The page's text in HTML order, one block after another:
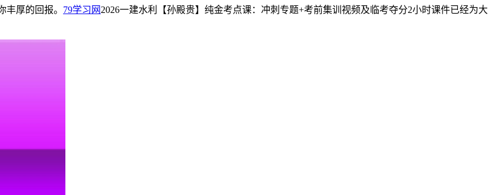
厚的回报。 79学习网 2026一建水利【孙殿贵】纯金考点课：冲刺专题+考前集训视频及临考夺分2小时课件已经为大